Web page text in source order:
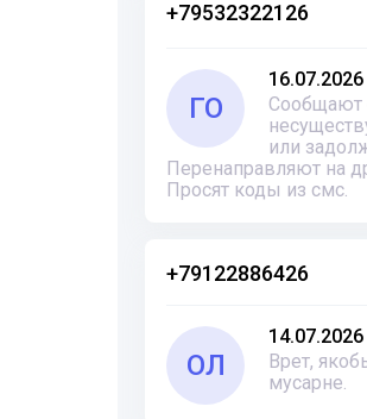
+79532322126
ГО
16.07.2026
Сообщают
или
Перенаправляют на
Просят коды из смс.
+79122886426
ОЛ
14.07.2026
Врет,
мусарне.